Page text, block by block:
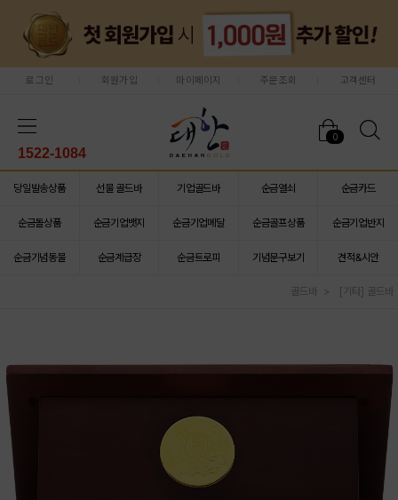
로그인 회원가입 마이페이지 주문조회 고객센터
0
1522-1084
당일발송상품 선물 골드바 기업골드바 순금열쇠 순금카드
순금돌상품 순금기업뱃지 순금기업메달 순금골프상품 순금기업반지
순금기념동물 순금계급장 순금트로피 기념문구보기 견적&시안
골드바 [기타] 골드바